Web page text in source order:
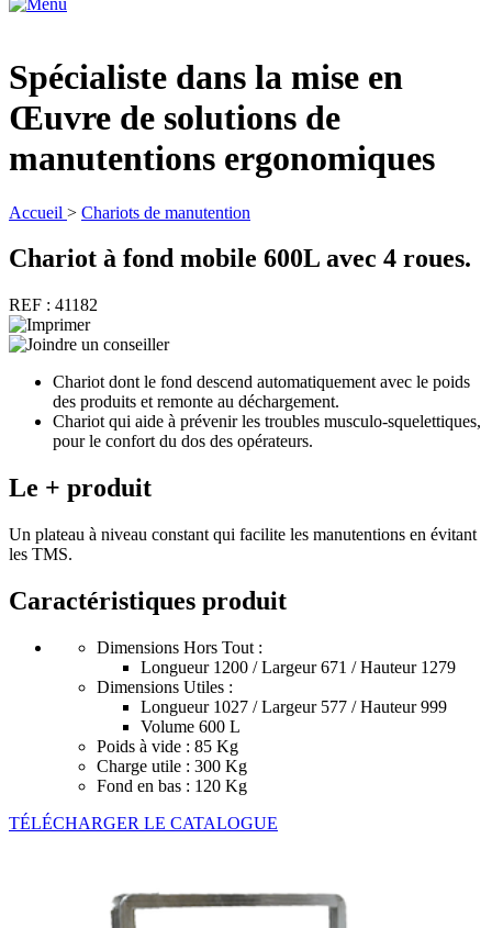
Spécialiste dans la mise en
Œuvre de solutions de
manutentions ergonomiques
Accueil > Chariots de manutention
Chariot à fond mobile 600L avec 4 roues.
REF : 41182
Chariot dont le fond descend automatiquement avec le poids
des produits et remonte au déchargement.
Chariot qui aide à prévenir les troubles musculo-squelettiques,
pour le confort du dos des opérateurs.
Le + produit
Un plateau à niveau constant qui facilite les manutentions en évitant
les TMS.
Caractéristiques produit
Dimensions Hors Tout :
Longueur 1200 / Largeur 671 / Hauteur 1279
Dimensions Utiles :
Longueur 1027 / Largeur 577 / Hauteur 999
Volume 600 L
Poids à vide : 85 Kg
Charge utile : 300 Kg
Fond en bas : 120 Kg
TÉLÉCHARGER LE CATALOGUE